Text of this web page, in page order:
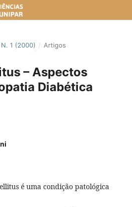
1 (2000) / Artigos
– Aspectos
Diabética
é uma condição patológica